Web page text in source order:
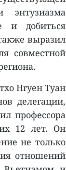
энтузиазма
и добиться
выразил
совместной
Нгуен Туан
делегации,
профессора
12 лет. Он
не только
отношений